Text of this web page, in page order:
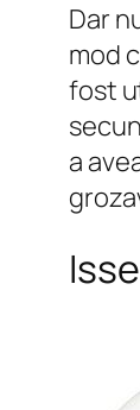
Dar
mod
fost
a